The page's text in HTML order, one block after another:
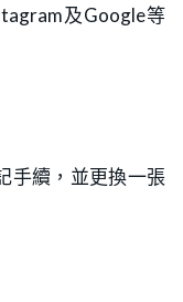
及Google等
手續，並更換一張